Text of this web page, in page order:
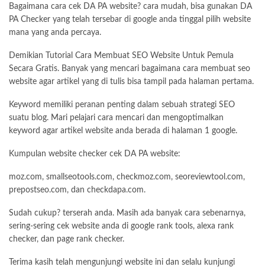
Bagaimana cara cek DA PA website? cara mudah, bisa gunakan DA
PA Checker yang telah tersebar di google anda tinggal pilih website
mana yang anda percaya.
Demikian Tutorial Cara Membuat SEO Website Untuk Pemula
Secara Gratis. Banyak yang mencari bagaimana cara membuat seo
website agar artikel yang di tulis bisa tampil pada halaman pertama.
Keyword memiliki peranan penting dalam sebuah strategi SEO
suatu blog. Mari pelajari cara mencari dan mengoptimalkan
keyword agar artikel website anda berada di halaman 1 google.
Kumpulan website checker cek DA PA website:
moz.com, smallseotools.com, checkmoz.com, seoreviewtool.com,
prepostseo.com, dan checkdapa.com.
Sudah cukup? terserah anda. Masih ada banyak cara sebenarnya,
sering-sering cek website anda di google rank tools, alexa rank
checker, dan page rank checker.
Terima kasih telah mengunjungi website ini dan selalu kunjungi